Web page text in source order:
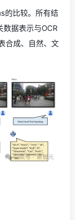
的比较。所有结
数据表示与OCR
合成、自然、文